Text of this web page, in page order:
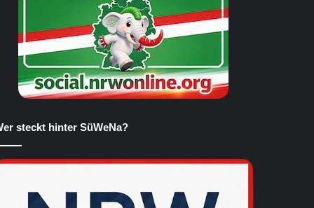
steckt hinter SüWeNa?